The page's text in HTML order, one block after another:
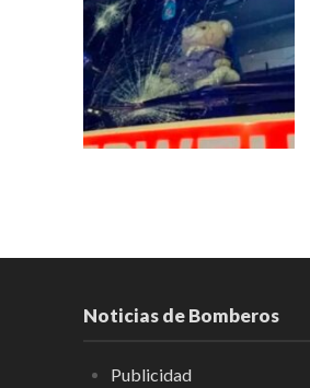
Noticias de Bomberos
Publicidad